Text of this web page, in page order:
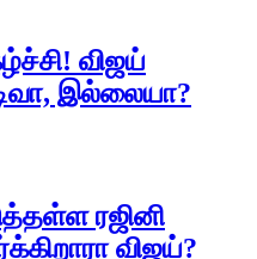
விஜய்
இல்லையா?
ரஜினி
விஜய்?